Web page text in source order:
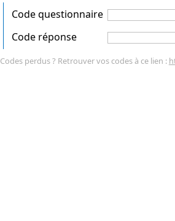
Code questionnaire
Code réponse
Codes perdus ? Retrouver vos codes à ce lien :